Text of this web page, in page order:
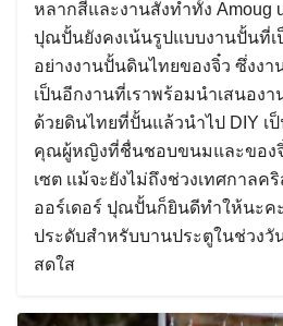
หลากสีและงานสั่งทำทั้ง Amoug
ปุณปั้นยังคงเน้นรูปแบบงานปั้นที่เ
อย่างงานปั้นดินไทยของจิ๋ว ซึ่งง
เป็นอีกงานที่เราพร้อมนำเสนอง
ด้วยดินไทยที่ปั้นแล้วนำไป DIY เ
คุณผู้หญิงที่ชื่นชอบขนมและของ
เซต เเม้จะยังไม่ถึงช่วงเทศกาล
ออร์เดอร์ ปุณปั้นก็ยินดีทำให้นะค
ประดับสำหรับบานประตูในช่วงวั
สดใส